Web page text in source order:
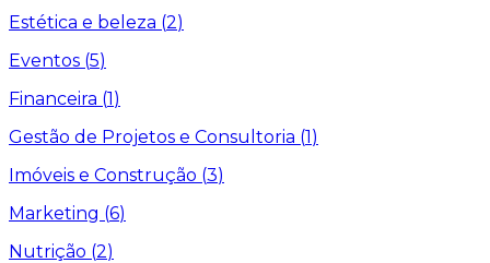
Estética e beleza (2)
Eventos (5)
Financeira (1)
Gestão de Projetos e Consultoria (1)
Imóveis e Construção (3)
Marketing (6)
Nutrição (2)